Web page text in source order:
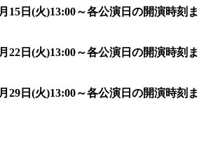
15日(火)13:00～各公演日の開演時刻ま
22日(火)13:00～各公演日の開演時刻ま
29日(火)13:00～各公演日の開演時刻ま